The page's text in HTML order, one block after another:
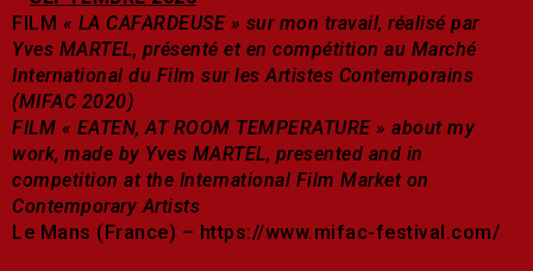
FILM « LA CAFARDEUSE » sur mon travail, réalisé par
Yves MARTEL, présenté et en compétition au Marché
International du Film sur les Artistes Contemporains
(MIFAC 2020)
FILM « EATEN, AT ROOM TEMPERATURE » about my
work, made by Yves MARTEL, presented and in
competition at the International Film Market on
Contemporary Artists
Le Mans (France) – https://www.mifac-festival.com/